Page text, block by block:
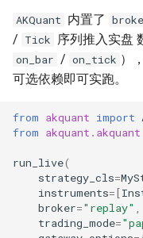
AKQuant 内置了
/ Tick 序列推入实盘
on_bar / on_tick ）
可选依赖即可实跑。
from akquant import
from akquant.akquant
run_live(
strategy_cls=
instruments=[
broker="replay"
trading_mode=